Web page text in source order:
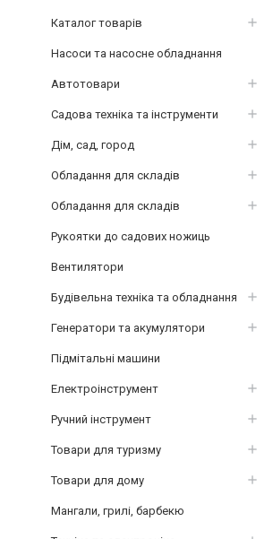
Каталог товарів
Насоси та насосне обладнання
Автотовари
Садова техніка та інструменти
Дім, сад, город
Обладання для складів
Обладання для складів
Рукоятки до садових ножиць
Вентилятори
Будівельна техніка та обладнання
Генератори та акумулятори
Підмітальні машини
Електроінструмент
Ручний інструмент
Товари для туризму
Товари для дому
Мангали, грилі, барбекю